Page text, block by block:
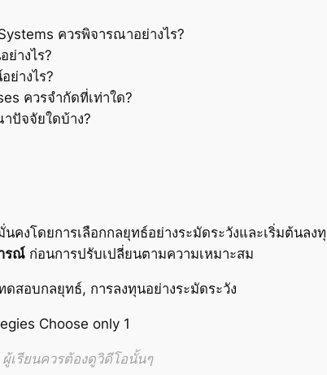
ควรพิจารณาอย่างไร?
ย่างไร?
ย่างไร?
ควรจำกัดที่เท่าใด?
ปัจจัยใดบ้าง?
คงโดยการเลือกกลยุทธ์อย่างระมัดระวังและเริ่มต้นลง
รณ์ ก่อนการปรับเปลี่ยนตามความเหมาะสม
สอบกลยุทธ์, การลงทุนอย่างระมัดระวัง
Choose only 1
เรียนควรต้องดูวิดีโอนั้นๆ